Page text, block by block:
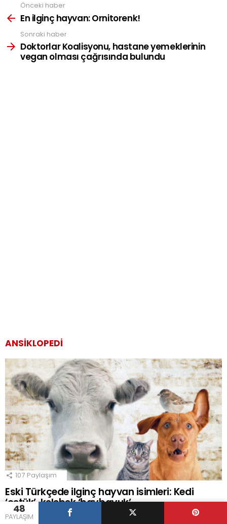
48
PAYLAŞIM
more
Önceki haber
En ilginç hayvan: Ornitorenk!
Sonraki haber
Doktorlar Koalisyonu, hastane yemeklerinin
vegan olması çağrısında bulundu
ANSIKLOPEDI
107 Paylaşım
Eski Türkçede ilginç hayvan isimleri: Kedi
‘çetük’, kelebek ‘baybayuk’
Ajanimo